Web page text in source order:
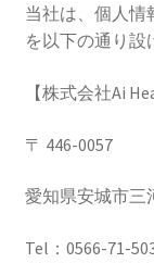
当社は、個人情
を以下の通り設
【株式会社Ai
〒 446-0057
愛知県安城市三
Tel：0566-71-